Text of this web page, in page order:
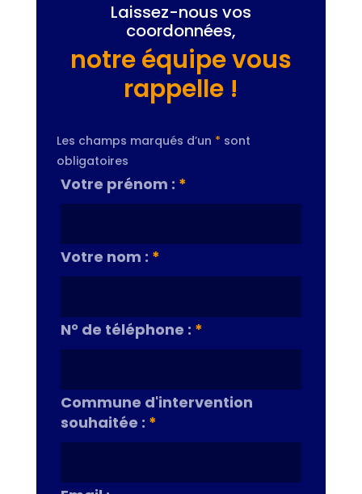
Laissez-nous vos
coordonnées,
notre équipe vous
rappelle !
Les champs marqués d’un * sont
obligatoires
Votre prénom : *
Votre nom : *
N° de téléphone : *
Commune d'intervention
souhaitée : *